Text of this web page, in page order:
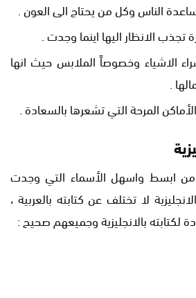
الناس وكل من يحتاج الى العون .
تجذب الانظار اليها اينما وجدت .
الاشياء وخصوصاً الملابس حيث انها
.
المرحة التي تشعرها بالسعادة .
ابسط واسهل الأسماء التي وجدت
لا تختلف عن كتابته بالعربية ،
بالانجليزية وجميعهم صحيح :